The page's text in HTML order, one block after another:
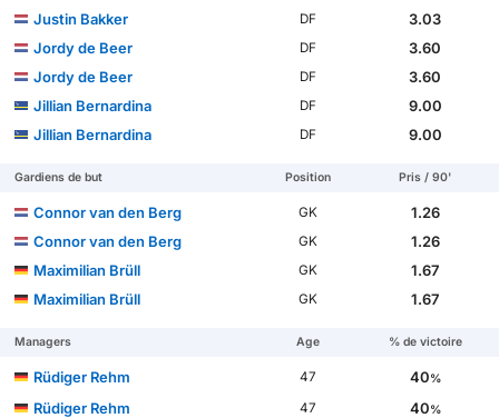
Justin Bakker
DF
3.03
Jordy de Beer
DF
3.60
Jordy de Beer
DF
3.60
Jillian Bernardina
DF
9.00
Jillian Bernardina
DF 9.00
Gardiens de but Position Pris / 90'
Connor van den Berg GK
1.26
Connor van den Berg
GK
1.26
Maximilian Brüll
GK
1.67
Maximilian Brüll
GK 1.67
Managers Age % de victoire
Rüdiger Rehm 47 40%
Rüdiger Rehm 47 40%